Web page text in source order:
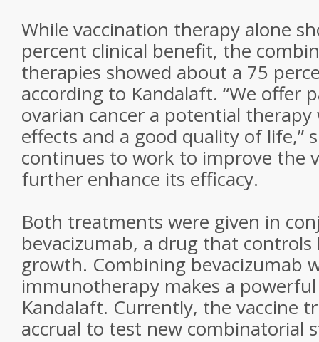
While vaccination therapy alone
percent clinical benefit, the
therapies showed about a 75
according to Kandalaft. “We offer
ovarian cancer a potential
effects and a good quality of life,”
continues to work to improve the
further enhance its efficacy.
Both treatments were given in
bevacizumab, a drug that controls
growth. Combining bevacizumab
immunotherapy makes a
Kandalaft. Currently, the vaccine
accrual to test new combinatorial